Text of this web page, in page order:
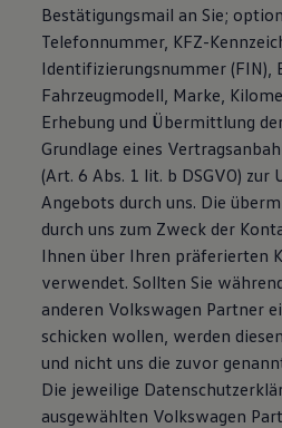
Bestätigungsmail an Sie;
Telefonnummer, KFZ-
Identifizierungsnummer (FIN),
Fahrzeugmodell, Marke,
Erhebung und Übermittlung
Grundlage eines
(Art. 6 Abs. 1 lit. b DSGVO)
Angebots durch uns. Die
durch uns zum Zweck der
Ihnen über Ihren präferierten
verwendet. Sollten Sie
anderen Volkswagen Partner
schicken wollen, werden
und nicht uns die zuvor
Die jeweilige
ausgewählten Volkswagen